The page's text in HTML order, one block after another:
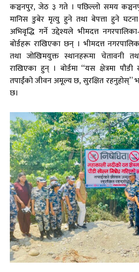
कञ्चनपुर, जेठ ३ गते । पछिल्लो समय
मानिस डुबेर मृत्यु हुने तथा बेपत्ता हुने
अभिवृद्धि गर्ने उद्देश्यले भीमदत्त
बोर्डहरू राखिएका छन् । भीमदत्त
तथा जोखिमयुक्त स्थानहरूमा चेतावनी
राखिएका हुन् । बोर्डमा “यस क्षेत्रमा
तपाईंको जीवन अमूल्य छ, सुरक्षित रहनुहोस्”
छ।